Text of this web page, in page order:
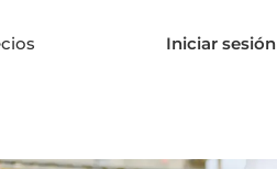
Iniciar sesión